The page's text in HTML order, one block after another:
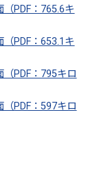
PDF：765.6キ
PDF：653.1キ
PDF：795キロ
PDF：597キロ